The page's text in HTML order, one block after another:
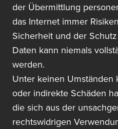
der Übermittlung
das Internet immer
Sicherheit und der
Daten kann niemals
werden.
Unter keinen
oder indirekte Schäden
die sich aus der
rechtswidrigen